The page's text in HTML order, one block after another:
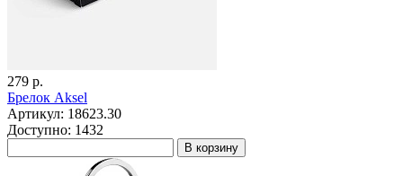
279 р.
Брелок Aksel
Артикул: 18623.30
Доступно: 1432
В корзину